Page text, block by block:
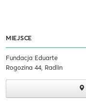
MIEJSCE
Fundacja Eduarte
Rogozina 44, Radlin